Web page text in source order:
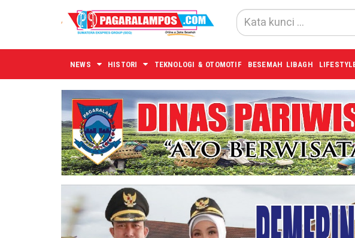
NEWS HISTORI TEKNOLOGI & OTOMOTIF BESEMAH LIBAGH